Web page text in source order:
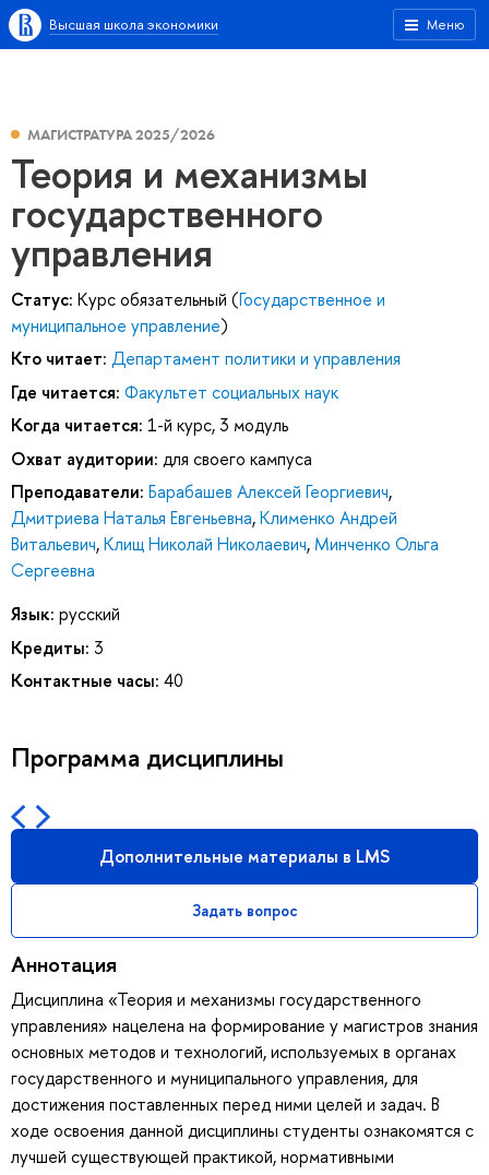
Меню
Высшая школа экономики
МАГИСТРАТУРА 2025/2026
Теория и механизмы
государственного
управления
Статус: Курс обязательный (Государственное и
муниципальное управление)
Кто читает: Департамент политики и управления
Где читается: Факультет социальных наук
Когда читается: 1-й курс, 3 модуль
Охват аудитории: для своего кампуса
Преподаватели: Барабашев Алексей Георгиевич,
Дмитриева Наталья Евгеньевна,Клименко Андрей
Витальевич,Клищ Николай Николаевич, Минченко Ольга
Сергеевна
Язык: русский
Кредиты: 3
Контактные часы: 40
Программа дисциплины
Дополнительные материалы в LMS
Задать вопрос
Аннотация
Дисциплина «Теория и механизмы государственного
управления» нацелена на формирование у магистров знания
основных методов и технологий, используемых в органах
государственного и муниципального управления, для
достижения поставленных перед ними целей и задач. В
ходе освоения данной дисциплины студенты ознакомятся с
лучшей существующей практикой, нормативными